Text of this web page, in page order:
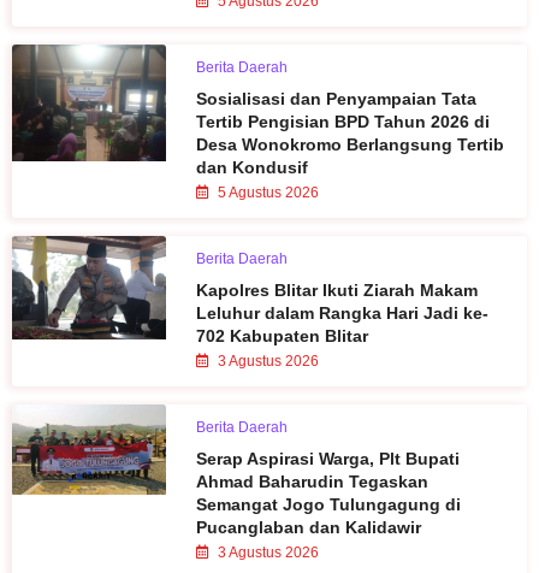
Berita Daerah
Sosialisasi dan Penyampaian Tata
Tertib Pengisian BPD Tahun 2026 di
Desa Wonokromo Berlangsung Tertib
dan Kondusif
5 Agustus 2026
Berita Daerah
Kapolres Blitar Ikuti Ziarah Makam
Leluhur dalam Rangka Hari Jadi ke-
702 Kabupaten Blitar
3 Agustus 2026
Berita Daerah
Serap Aspirasi Warga, Plt Bupati
Ahmad Baharudin Tegaskan
Semangat Jogo Tulungagung di
Pucanglaban dan Kalidawir
3 Agustus 2026